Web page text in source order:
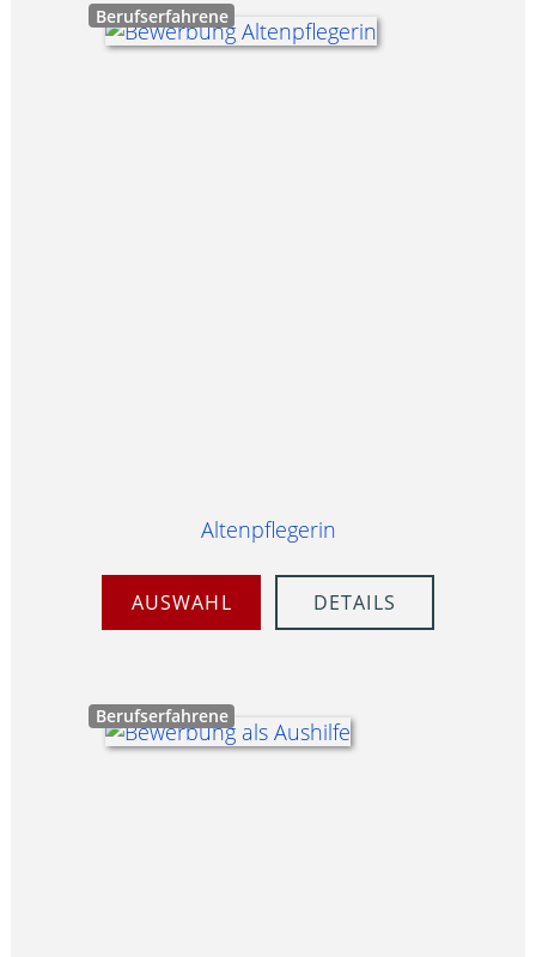
Berufserfahrene
Altenpflegerin
AUSWAHL DETAILS
Berufserfahrene